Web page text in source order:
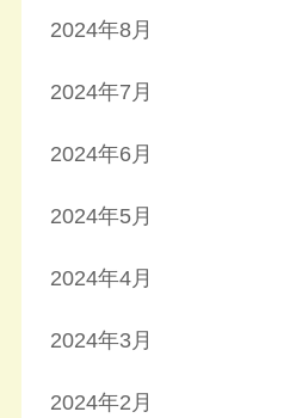
2024年8月
2024年7月
2024年6月
2024年5月
2024年4月
2024年3月
2024年2月